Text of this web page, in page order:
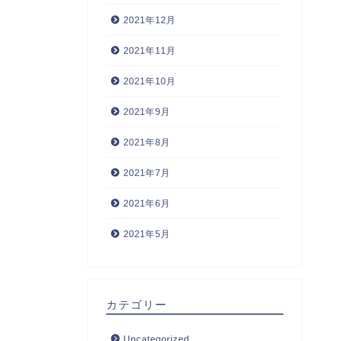
2021年12月
2021年11月
2021年10月
2021年9月
2021年8月
2021年7月
2021年6月
2021年5月
カテゴリー
Uncategorized